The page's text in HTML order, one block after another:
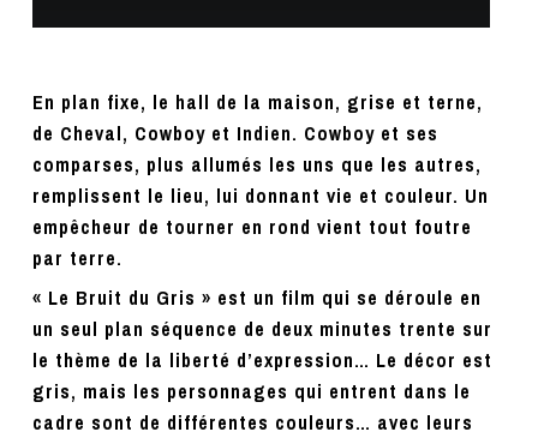
En plan fixe, le hall de la maison, grise et terne,
de Cheval, Cowboy et Indien. Cowboy et ses
comparses, plus allumés les uns que les autres,
remplissent le lieu, lui donnant vie et couleur. Un
empêcheur de tourner en rond vient tout foutre
par terre.
« Le Bruit du Gris » est un film qui se déroule en
un seul plan séquence de deux minutes trente sur
le thème de la liberté d’expression… Le décor est
gris, mais les personnages qui entrent dans le
cadre sont de différentes couleurs… avec leurs